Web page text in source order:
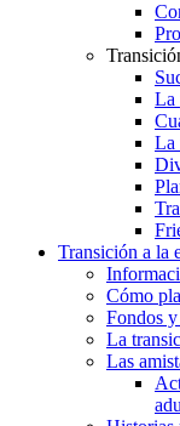
La
La
Transición a la
Cómo
Fondos
La
Las